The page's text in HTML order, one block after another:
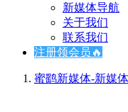
新媒体导航
关于我们
联系我们
注册领会员🔥
蜜鹞新媒体-新媒